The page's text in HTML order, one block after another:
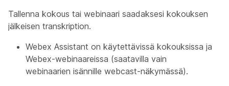
Tallenna kokous tai webinaari saadaksesi kokouksen
jälkeisen transkription.
Webex Assistant on käytettävissä kokouksissa ja
Webex-webinaareissa (saatavilla vain
webinaarien isännille webcast-näkymässä).